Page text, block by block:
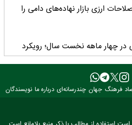
ارزی بازار نهاده‌های دامی را
۱۳۳ همتی در چهار ماهه نخست سال؛ رویکرد
برای تضمین امنیت غذایی
برای طراحی پوستر روز جهانی غذا
مجلس با وزیر جهاد کشاورزی
فرهنگ جهان چندرسانه‌ای درباره ما نویسندگان